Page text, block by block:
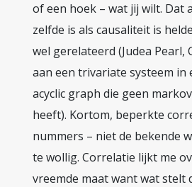
of een hoek – wat jij wilt. Dat
zelfde is als causaliteit is
wel gerelateerd (Judea Pearl,
aan een trivariate systeem in
acyclic graph die geen
heeft). Kortom, beperkte
nummers – niet de bekende
te wollig. Correlatie lijkt me
vreemde maat want wat stelt